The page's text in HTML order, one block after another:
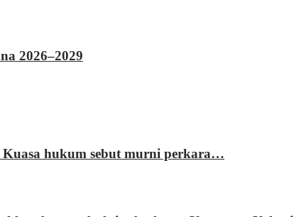
2026–2029
hukum sebut murni perkara…